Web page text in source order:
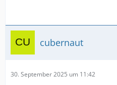
cubernaut
30. September 2025 um 11:42